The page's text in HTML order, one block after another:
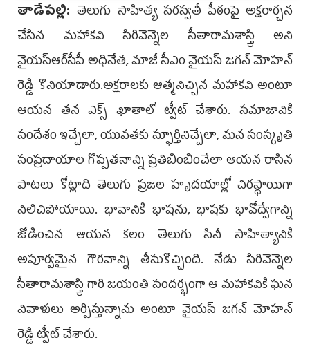
తాడేప‌ల్లి:తెలుగు సాహిత్య సరస్వతీ పీఠంపై అక్షరార్చన
చేసిన మహాకవి సిరివెన్నెల సీతారామశాస్త్రి అని
వైయ‌స్ఆర్‌సీపీ అధినేత‌, మాజీ సీఎం వైయ‌స్ జ‌గ‌న్ మోహ‌న్
రెడ్డి కొనియాడారు.అక్ష‌రాల‌కు ఆత్మ‌నిచ్చిన మ‌హాక‌వి అంటూ
ఆయ‌న త‌న ఎక్స్ ఖాతాలో ట్వీట్ చేశారు. సమాజానికి
సందేశం ఇచ్చేలా, యువతకు స్ఫూర్తినిచ్చేలా, మన సంస్కృతి
సంప్రదాయాల గొప్పతనాన్ని ప్రతిబింబించేలా ఆయన రాసిన
పాటలు కోట్లాది తెలుగు ప్రజల హృదయాల్లో చిరస్థాయిగా
నిలిచిపోయాయి. భావానికి భాషను, భాషకు భావోద్వేగాన్ని
జోడించిన ఆయన కలం తెలుగు సినీ సాహిత్యానికి
అపూర్వమైన గౌరవాన్ని తీసుకొచ్చింది. నేడు సిరివెన్నెల
సీతారామశాస్త్రి గారి జయంతి సందర్భంగా ఆ మహాకవికి ఘన
నివాళులు అర్పిస్తున్నాను అంటూ వైయ‌స్‌ జగన్ మోహన్
రెడ్డి ట్వీట్ చేశారు.